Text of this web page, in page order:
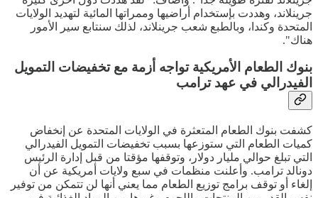
جرينلاند، وهددت بإستخدام أراضيها وممراتها المائية لتهديد الولايات
المتحدة وكندا، وبالطبع شعب جرينلاند، لذلك سنتابع سير الأمور
هناك".
بنوك الطعام الأمريكية تواجه أزمة مع تخفيضات التمويل
الفيدرالي في عهد ترامب
كشفت بنوك الطعام المتعثرة في الولايات المتحدة عن إنخفاض
كميات الطعام التي ستوزعها بسبب تخفيضات التمويل الفيدرالي
التي تبلغ حوالي مليار دولار، وتوقفها مؤقتا من قبل إدارة الرئيس
دونالد ترامب. وأعلنت منظمات في سبع ولايات أمريكية عن أن
إلغاء أو توقف برامج توزيع الطعام مما يعني أنها لن تتمكن من توفير